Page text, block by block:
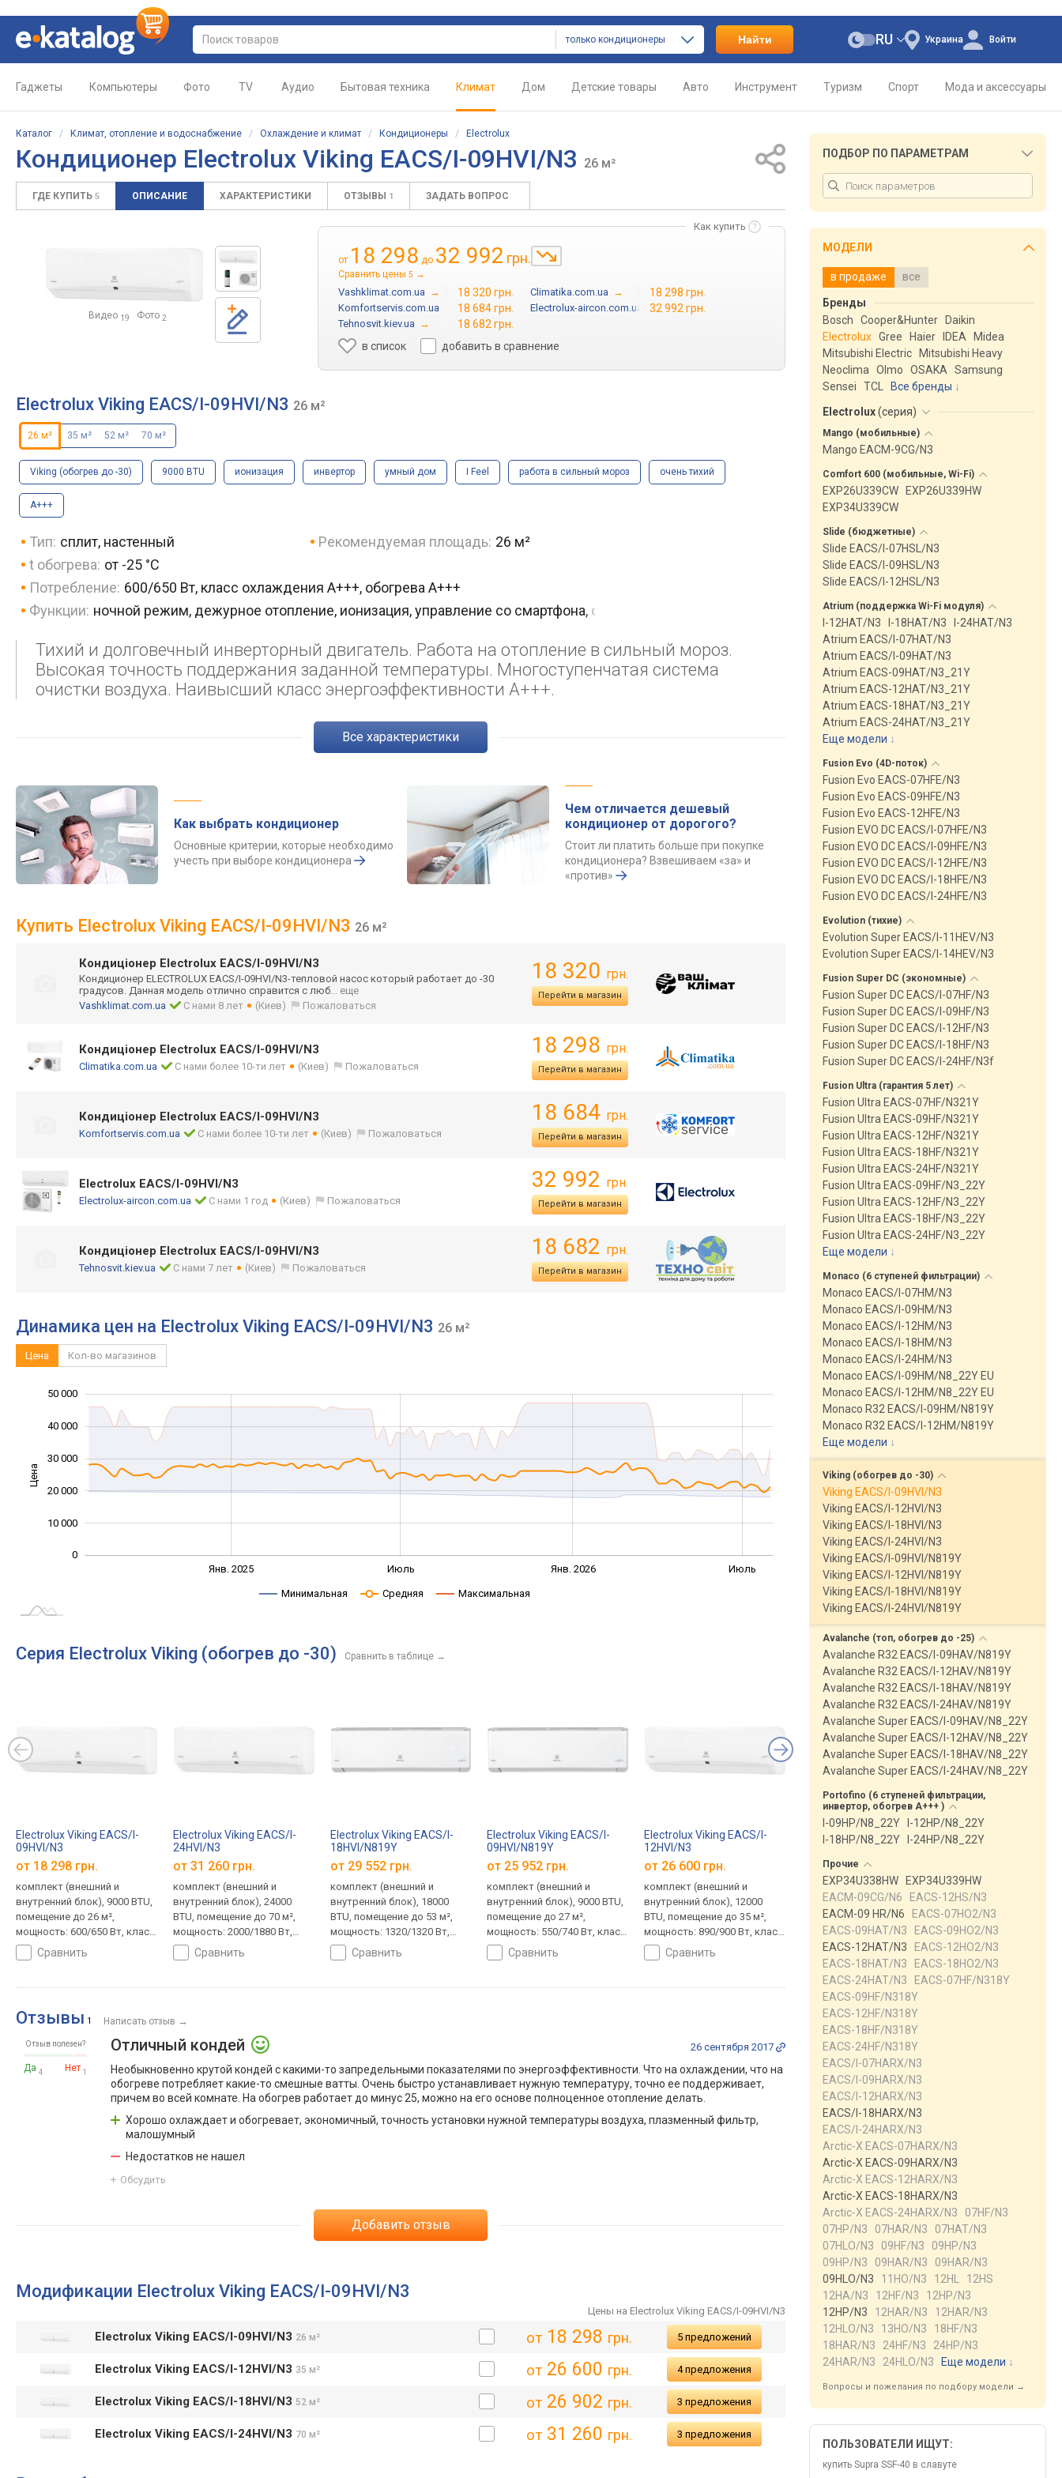
только кондиционеры Найти Украина
RU Войти
Гаджеты Компьютеры Фото TV Аудио Бытовая техника Климат Дом Детские товары Авто Инструмент Туризм Спорт Мода и аксессуары
Каталог / Климат, отопление и водоснабжение / Охлаждение и климат / Кондиционеры / Electrolux
Кондиционер Electrolux Viking EACS/I-09HVI/N3 26 м²
ГДЕ КУПИТЬ 5 ОПИСАНИЕ ХАРАКТЕРИСТИКИ ОТЗЫВЫ 1 ЗАДАТЬ ВОПРОС
Видео 19 Фото 2
Как купить
от 18 298 до 32 992 грн.
Сравнить цены 5 →
Vashklimat.com.ua → 18 320 грн. Climatika.com.ua → 18 298 грн.
Komfortservis.com.ua → 18 684 грн. Electrolux-aircon.com.ua →
32 992 грн.
Tehnosvit.kiev.ua →
18 682 грн.
в список
добавить в сравнение
Electrolux Viking EACS/I-09HVI/N3 26 м²
26 м² 35 м² 52 м² 70 м²
Viking (обогрев до -30) 9000 BTU ионизация инвертор умный дом I Feel работа в сильный мороз очень тихий
A+++
Тип: сплит, настенный Рекомендуемая площадь: 26 м²
t обогрева: от -25 °C
Потребление: 600/650 Вт, класс охлаждения A+++, обогрева A+++
Функции: ночной режим, дежурное отопление, ионизация, управление со смартфона, самоочистка
Тихий и долговечный инверторный двигатель. Работа на отопление в сильный мороз.
Высокая точность поддержания заданной температуры. Многоступенчатая система
очистки воздуха. Наивысший класс энергоэффективности А+++.
Все характеристики
Как выбрать кондиционер
Основные критерии, которые необходимо
учесть при выборе кондиционера
Чем отличается дешевый
кондиционер от дорогого?
Стоит ли платить больше при покупке
кондиционера? Взвешиваем «за» и
«против»
Купить Electrolux Viking EACS/I-09HVI/N3 26 м²
Кондиціонер Electrolux EACS/I-09HVI/N3
Кондиционер ELECTROLUX EACS/I-09HVI/N3-тепловой насос который работает до -30
градусов. Данная модель отлично справится с люб... еще
Vashklimat.com.ua
С нами 8 лет (Киев) Пожаловаться
18 320 грн.
Перейти в магазин
Кондиціонер Electrolux EACS/I-09HVI/N3
Climatika.com.ua С нами более 10-ти лет (Киев) Пожаловаться
18 298 грн.
Перейти в магазин
Кондиціонер Electrolux EACS/I-09HVI/N3
Komfortservis.com.ua С нами более 10-ти лет (Киев) Пожаловаться
18 684 грн.
Перейти в магазин
Electrolux EACS/I-09HVI/N3
Electrolux-aircon.com.ua С нами 1 год (Киев) Пожаловаться
32 992 грн.
Перейти в магазин
Кондиціонер Electrolux EACS/I-09HVI/N3
Tehnosvit.kiev.ua С нами 7 лет (Киев) Пожаловаться
18 682 грн.
Перейти в магазин
Динамика цен на Electrolux Viking EACS/I-09HVI/N3 26 м²
Цена Кол-во магазинов
Цена
0
10 000
20 000
30 000
40 000
50 000
Янв. 2025 Июль Янв. 2026 Июль
Минимальная Средняя Максимальная
Серия Electrolux Viking (обогрев до -30) Сравнить в таблице →
Electrolux Viking EACS/I-
09HVI/N3
от 18 298 грн.
комплект (внешний и
внутренний блок), 9000 BTU,
помещение до 26 м²,
мощность: 600/650 Вт, класс
A+++, шум: -/21 дБ,
ионизация, инвертор,
отопление, самоочистка,
(Wi-Fi), I Feel, работа в
сравнить
Electrolux Viking EACS/I-
24HVI/N3
от 31 260 грн.
комплект (внешний и
внутренний блок), 24000
BTU, помещение до 70 м²,
мощность: 2000/1880 Вт,
класс A++, шум: -/36 дБ,
ионизация, инвертор,
отопление, самоочистка,
(Wi-Fi), I Feel, работа в
лютый мороз
сравнить
Electrolux Viking EACS/I-
18HVI/N819Y
от 29 552 грн.
комплект (внешний и
внутренний блок), 18000
BTU, помещение до 53 м²,
мощность: 1320/1320 Вт,
класс A+++, шум: 48/33 дБ,
ионизация, инвертор,
отопление, самоочистка,
сравнить
Electrolux Viking EACS/I-
09HVI/N819Y
от 25 952 грн.
комплект (внешний и
внутренний блок), 9000 BTU,
помещение до 27 м²,
мощность: 550/740 Вт, класс
A+++, шум: 43/29 дБ,
ионизация, инвертор,
отопление, самоочистка,
сравнить
Electrolux Viking EACS/I-
12HVI/N3
от 26 600 грн.
комплект (внешний и
внутренний блок), 12000
BTU, помещение до 35 м²,
мощность: 890/900 Вт, класс
A++, шум: -/21 дБ, ионизация,
инвертор, ночной режим,
самоочистка, управление
сравнить
Electrolux Viking EACS/I-
18HVI/N3
от 26 902 грн.
комплект (внешний и
внутренний блок), 18000
BTU, помещение до 52 м²,
мощность: 1510/1465 Вт,
класс A++, шум: -/34 дБ,
инвертор, ночной режим,
дежурное отопление,
самоочистка, управление
смартфоном (Wi-Fi), I Feel,
работа в лютый мороз
сравнить
Electrolux Viking
24HVI/N819Y
комплект (внешний и
внутренний блок),
BTU, помещение до
мощность: 1850/
класс A+++, шум: 50/
ионизация, инвертор,
ночной режим,
сравнить
Отзывы 1 Написать отзыв →
Отзыв полезен?
Да 4 Нет 1
Отличный кондей 26 сентября 2017
Необыкновенно крутой кондей с какими-то запредельными показателями по энергоэффективности. Что на охлаждении, что на
обогреве потребляет какие-то смешные ватты. Очень быстро устанавливает нужную температуру, точно ее поддерживает,
причем во всей комнате. На обогрев работает до минус 25, можно на его основе полноценное отопление делать.
Хорошо охлаждает и обогревает, экономичный, точность установки нужной температуры воздуха, плазменный фильтр,
малошумный
Недостатков не нашел
Обсудить
Добавить отзыв
Модификации Electrolux Viking EACS/I-09HVI/N3
Цены на Electrolux Viking EACS/I-09HVI/N3
Electrolux Viking EACS/I-09HVI/N3 26 м² от18 298 грн. 5 предложений
Electrolux Viking EACS/I-12HVI/N3 35 м² от26 600 грн. 4 предложения
Electrolux Viking EACS/I-18HVI/N3 52 м² от26 902 грн. 3 предложения
Electrolux Viking EACS/I-24HVI/N3 70 м² от31 260 грн. 3 предложения
ПОДБОР ПО ПАРАМЕТРАМ
МОДЕЛИ
в продаже все
Бренды
Bosch
Cooper&Hunter
Daikin
Electrolux Gree Haier IDEA
Midea
Mitsubishi Electric
Mitsubishi Heavy
Neoclima
Olmo OSAKA
Samsung
Sensei
TCL
Все бренды
Electrolux(серия)
Mango (мобильные)
Mango EACM-9CG/N3
Comfort 600 (мобильные, Wi-Fi)
EXP26U339CW
EXP26U339HW
EXP34U339CW
Slide (бюджетные)
Slide EACS/I-07HSL/N3
Slide EACS/I-09HSL/N3
Slide EACS/I-12HSL/N3
Atrium (поддержка Wi-Fi модуля)
I-12HAT/N3 I-18HAT/N3
I-24HAT/N3
Atrium EACS/I-07HAT/N3
Atrium EACS/I-09HAT/N3
Atrium EACS-09HAT/N3_21Y
Atrium EACS-12HAT/N3_21Y
Atrium EACS-18HAT/N3_21Y
Atrium EACS-24HAT/N3_21Y
Еще модели ↓
Fusion Evo (4D-поток)
Fusion Evo EACS-07HFE/N3
Fusion Evo EACS-09HFE/N3
Fusion Evo EACS-12HFE/N3
Fusion EVO DC EACS/I-07HFE/N3
Fusion EVO DC EACS/I-09HFE/N3
Fusion EVO DC EACS/I-12HFE/N3
Fusion EVO DC EACS/I-18HFE/N3
Fusion EVO DC EACS/I-24HFE/N3
Evolution (тихие)
Evolution Super EACS/I-11HEV/N3
Evolution Super EACS/I-14HEV/N3
Fusion Super DC (экономные)
Fusion Super DC EACS/I-07HF/N3
Fusion Super DC EACS/I-09HF/N3
Fusion Super DC EACS/I-12HF/N3
Fusion Super DC EACS/I-18HF/N3
Fusion Super DC EACS/I-24HF/N3f
Fusion Ultra (гарантия 5лет)
Fusion Ultra EACS-07HF/N321Y
Fusion Ultra EACS-09HF/N321Y
Fusion Ultra EACS-12HF/N321Y
Fusion Ultra EACS-18HF/N321Y
Fusion Ultra EACS-24HF/N321Y
Fusion Ultra EACS-09HF/N3_22Y
Fusion Ultra EACS-12HF/N3_22Y
Fusion Ultra EACS-18HF/N3_22Y
Fusion Ultra EACS-24HF/N3_22Y
Еще модели ↓
Monaco (6 ступеней фильтрации)
Monaco EACS/I-07HM/N3
Monaco EACS/I-09HM/N3
Monaco EACS/I-12HM/N3
Monaco EACS/I-18HM/N3
Monaco EACS/I-24HM/N3
Monaco EACS/I-09HM/N8_22Y EU
Monaco EACS/I-12HM/N8_22Y EU
Monaco R32 EACS/I-09HM/N819Y
Monaco R32 EACS/I-12HM/N819Y
Еще модели ↓
Viking (обогрев до -30)
Viking EACS/I-09HVI/N3
Viking EACS/I-12HVI/N3
Viking EACS/I-18HVI/N3
Viking EACS/I-24HVI/N3
Viking EACS/I-09HVI/N819Y
Viking EACS/I-12HVI/N819Y
Viking EACS/I-18HVI/N819Y
Viking EACS/I-24HVI/N819Y
Avalanche (топ, обогрев до -25)
Avalanche R32 EACS/I-09HAV/N819Y
Avalanche R32 EACS/I-12HAV/N819Y
Avalanche R32 EACS/I-18HAV/N819Y
Avalanche R32 EACS/I-24HAV/N819Y
Avalanche Super EACS/I-09HAV/N8_22Y
Avalanche Super EACS/I-12HAV/N8_22Y
Avalanche Super EACS/I-18HAV/N8_22Y
Avalanche Super EACS/I-24HAV/N8_22Y
Portofino (6 ступеней фильтрации,
инвертор, обогрев А+++ )
I-09HP/N8_22Y
I-12HP/N8_22Y
I-18HP/N8_22Y
I-24HP/N8_22Y
Прочие
EXP34U338HW
EXP34U339HW
EACM-09CG/N6
EACS-12HS/N3
EACM-09 HR/N6
EACS-07HO2/N3
EACS-09HAT/N3
EACS-09HO2/N3
EACS-12HAT/N3
EACS-12HO2/N3
EACS-18HAT/N3
EACS-18HO2/N3
EACS-24HAT/N3
EACS-07HF/N318Y
EACS-09HF/N318Y
EACS-12HF/N318Y
EACS-18HF/N318Y
EACS-24HF/N318Y
EACS/I-07HARX/N3
EACS/I-09HARX/N3
EACS/I-12HARX/N3
EACS/I-18HARX/N3
EACS/I-24HARX/N3
Arctic-X EACS-07HARX/N3
Arctic-X EACS-09HARX/N3
Arctic-X EACS-12HARX/N3
Arctic-X EACS-18HARX/N3
Arctic-X EACS-24HARX/N3
07HF/N3
07HP/N3
07HAR/N3
07HAT/N3
07HLO/N3
09HF/N3
09HP/N3
09HP/N3
09HAR/N3
09HAR/N3
09HLO/N3
11HO/N3 12HL
12HS
12HA/N3
12HF/N3
12HP/N3
12HP/N3
12HAR/N3
12HAR/N3
12HLO/N3
13HO/N3
18HF/N3
18HAR/N3
24HF/N3
24HP/N3
24HAR/N3
24HLO/N3 Еще модели ↓
Вопросы и пожелания по подбору модели →
ПОЛЬЗОВАТЕЛИ ИЩУТ:
купить Supra SSF-40 в славуте